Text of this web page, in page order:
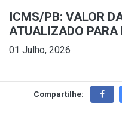
ICMS/PB: VALOR
ATUALIZADO
01 Julho, 2026
Compartilhe: